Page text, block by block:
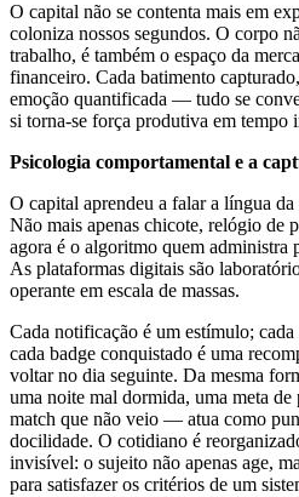
O capital não se contenta mais em
coloniza nossos segundos. O corpo
trabalho, é também o espaço da
financeiro. Cada batimento
emoção quantificada — tudo se
si torna-se força produtiva em tempo
Psicologia comportamental e a
O capital aprendeu a falar a língua
Não mais apenas chicote, relógio de
agora é o algoritmo quem administra
As plataformas digitais são
operante em escala de massas.
Cada notificação é um estímulo;
cada badge conquistado é uma
voltar no dia seguinte. Da mesma
uma noite mal dormida, uma meta de
match que não veio — atua como
docilidade. O cotidiano é
invisível: o sujeito não apenas age,
para satisfazer os critérios de um